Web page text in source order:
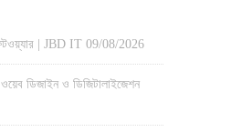
| JBD IT 09/08/2026
ওয়েব ডিজাইন ও ডিজিটালাইজেশন